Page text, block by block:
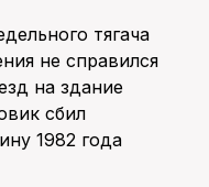
тягача
не справился
на здание
сбил
1982 года